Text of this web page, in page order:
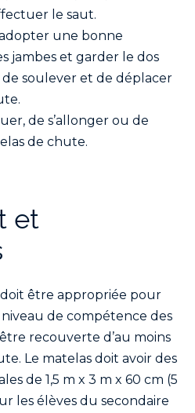
le saut.
une bonne
jambes et garder le dos
soulever et de déplacer
de s’allonger ou de
de chute.
et
être appropriée pour
niveau de compétence des
recouverte d’au moins
Le matelas doit avoir des
de 1,5 m x 3 m x 60 cm (5
les élèves du secondaire